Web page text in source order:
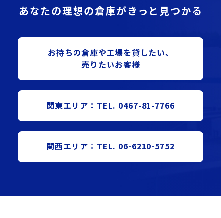
あなたの理想の倉庫がきっと見つかる
お持ちの倉庫や⼯場を貸したい、
売りたいお客様
関東エリア：TEL. 0467-81-7766
関西エリア：TEL. 06-6210-5752